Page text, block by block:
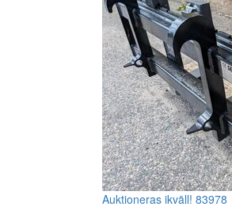
Auktioneras ikväll! 83978